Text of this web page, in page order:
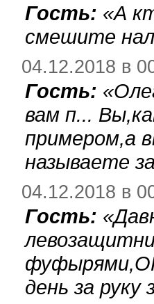
Гость: «А
смешите
04.12.2018 в
Гость: «
вам п...
примером,а
называете
04.12.2018 в
Гость: «
день за